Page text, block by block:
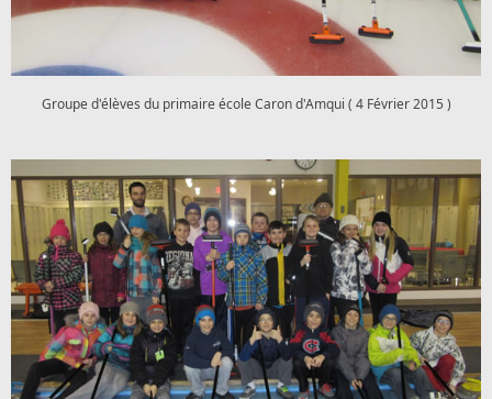
Groupe d'élèves du primaire école Caron d'Amqui ( 4 Février 2015 )